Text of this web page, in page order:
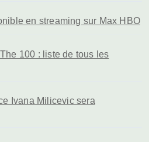
en streaming sur Max HBO
100 : liste de tous les
Ivana Milicevic sera